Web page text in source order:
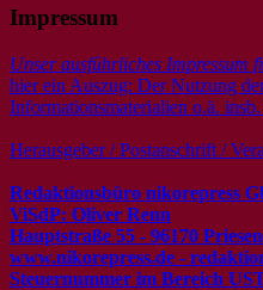
Impressum
Unser ausführliches Impressum
hier ein Auszug: Der Nutzung
Informationsmaterialien o.ä.
Herausgeber / Postanschrift /
Redaktionsbüro nikorepress
ViSdP: Oliver Renn
Hauptstraße 55 - 96170
www.nikorepress.de -
Steuernummer im Bereich